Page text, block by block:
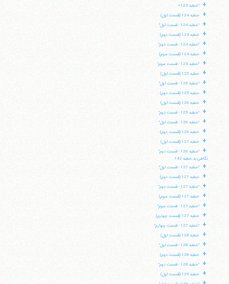
+ "خطبه 123»
+ خطبه 124 (قسمت اول)
+ "خطبه 124 - قسمت اول"
+ خطبه 124 (قسمت دوم)
+ "خطبه 124 - قسمت دوم"
+ خطبه 124 (قسمت سوم)
+ "خطبه 124 - قسمت سوم"
+ خطبه 125 (قسمت اول)
+ "خطبه 125 - قسمت اول"
+ خطبه 125 (قسمت دوم)
+ خطبه 126 (قسمت اول)
+ "خطبه 125 - قسمت دوم"
+ "خطبه 126 - قسمت اول"
+ خطبه 126 (قسمت دوم)
+ خطبه 127 (قسمت اول)
+
"خطبه 126 - قسمت دوم"
نگاهی به خطبه 142
+ "خطبه 127 - قسمت اول"
+ خطبه 127 (قسمت دوم)
+ "خطبه 127 - قسمت دوم"
+ خطبه 127 (قسمت سوم)
+ "خطبه 127 - قسمت سوم"
+ خطبه 127 (قسمت چهارم)
+ "خطبه 127 - قسمت چهارم"
+ خطبه 128 (قسمت اول)
+ "خطبه 128 - قسمت اول"
+ خطبه 128 (قسمت دوم)
+ "خطبه 128 - قسمت دوم"
+ خطبه 129 (قسمت اول)